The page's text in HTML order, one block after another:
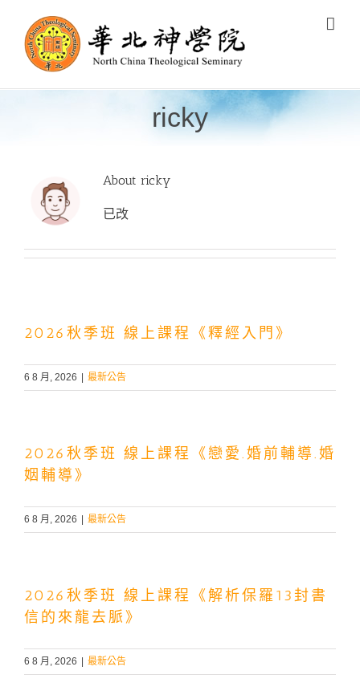
content
ricky
About ricky
已改
2026秋季班 線上課程《釋經入門》
6 8 月, 2026 最新公告
2026秋季班 線上課程《戀愛.婚前輔導.婚
姻輔導》
6 8 月, 2026 最新公告
2026秋季班 線上課程《解析保羅13封書
信的來龍去脈》
6 8 月, 2026 最新公告